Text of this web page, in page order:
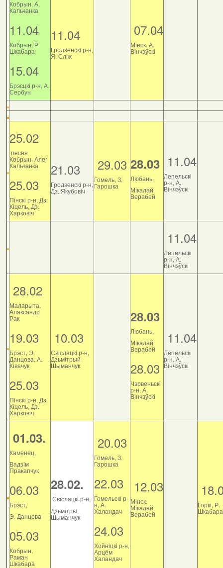
Кобрын, А.
Кальчанка
11.04
Кобрын, Р.
Шкабара
15.04
Брэсцкі р-н, А.
Сербун
11.04
Гродзенскі р-н,
Я. Сліж
07.04
Мінск, А.
Вінчэўскі
25.02
песня
Кобрын, Алег
Кальчанка
25.03
Пінскі р-н, Дз.
Кіцель, Дз.
Харковіч
21.03
Гродзенскі р-н,
Дз. Якубовіч
29.03
Гомель, З.
Гарошка
28.03
Любань,
Мікалай
Верабей
11.04
Лепельскі
р-н, А.
Вінчэўскі
11.04
Лепельскі
р-н, А.
Вінчэўскі
28.02
Маларыта,
Аляксандр
Рак
19.03
Брэст, Э.
Данцова, А.
Ківачук
25.03
Пінскі р-н, Дз.
Кіцель, Дз.
Харковіч
10.03
Свіслацкі р-н,
Дзьмітрый
Шыманчук
28.03
Любань,
Мікалай
Верабей
28.03
Чэрвеньскі
р-н, А.
Вінчэўскі
11.04
Лепельскі
р-н, А.
Вінчэўскі
01.03.
Каменец,
Вадзім
Пракапчук
06.03
Брэст,
Э. Данцова
05.03
Кобрын,
Раман
Шкабара
28.02.
Свіслацкі р-н,
Дзьмітры
Шыманчук
20.03
Гомель, З.
Гарошка
22.03
Гомельскі р-
н, А.
Халандач
24.03
Хойніцкі р-н,
Арцём
Халандач
12.03
Мінск,
Мікалай
Верабей
Горкі, Р.
Шкабара